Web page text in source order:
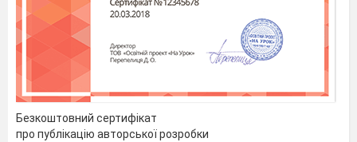
Безкоштовний сертифікат
про публікацію авторської розробки